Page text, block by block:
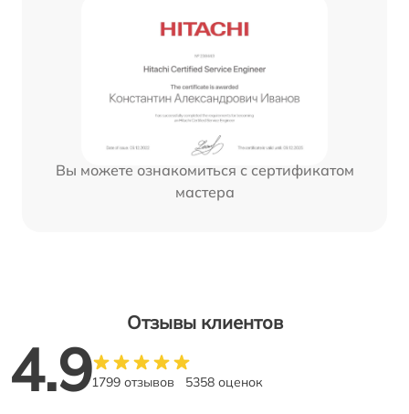
Вы можете ознакомиться с сертификатом
мастера
Отзывы клиентов
4.91799 отзывов 5358 оценок